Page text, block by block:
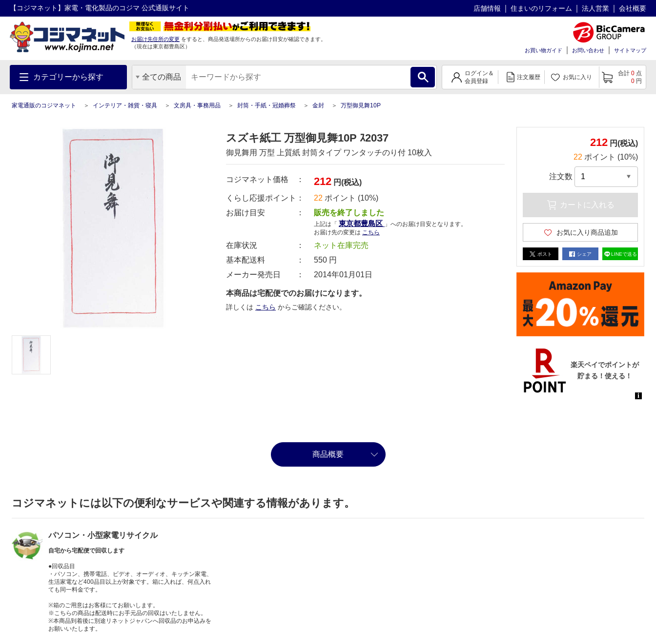
【コジマネット】家電・電化製品のコジマ 公式通販サイト 店舗情報 住まいのリフォーム 法人営業 会社概要
お届け先住所の変更 をすると、商品発送場所からのお届け目安が確認できます。
（現在は東京都豊島区）
お買い物ガイド お問い合わせ サイトマップ
カテゴリーから探す 全ての商品
ログイン＆
会員登録
注文履歴 お気に入り
合計 0 点
0 円
家電通販のコジマネット インテリア・雑貨・寝具 文房具・事務用品 封筒・手紙・冠婚葬祭 金封 万型御見舞10P
スズキ紙工 万型御見舞10P ｽ2037
御見舞用 万型 上質紙 封筒タイプ ワンタッチのり付 10枚入
コジマネット価格 ： 212 円(税込)
くらし応援ポイント：
22 ポイント (10%)
お届け目安 ：
販売を終了しました
上記は「 東京都豊島区 」へのお届け目安となります。
お届け先の変更は こちら
在庫状況 ：
ネット在庫完売
基本配送料 ：
550 円
メーカー発売日 ：
2014年01月01日
本商品は宅配便でのお届けになります。
詳しくは こちら からご確認ください。
212 円(税込)
22 ポイント (10%)
注文数
カートに入れる
お気に入り商品追加
ポスト シェア LINEで送る
商品概要
コジマネットには以下の便利なサービスや関連する情報があります。
パソコン・小型家電リサイクル
自宅から宅配便で回収します
●回収品目
・パソコン、携帯電話、ビデオ、オーディオ、キッチン家電、
生活家電など400品目以上が対象です。箱に入れば、何点入れ
ても同一料金です。
※箱のご用意はお客様にてお願いします。
※こちらの商品は配送時にお手元品の回収はいたしません。
※本商品到着後に別途リネットジャパンへ回収品のお申込みを
お願いいたします。